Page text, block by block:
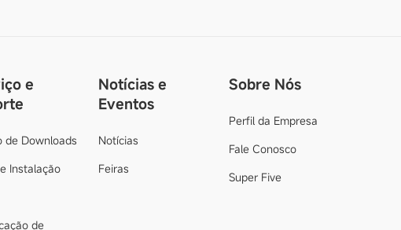
e
de Downloads
Instalação
de
Notícias e
Eventos
Notícias
Feiras
Sobre Nós
Perfil da Empresa
Fale Conosco
Super Five